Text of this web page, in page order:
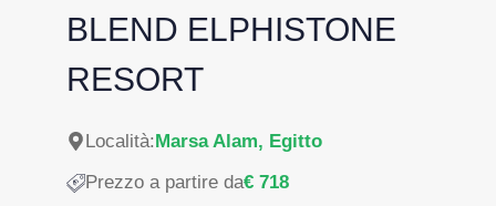
BLEND ELPHISTONE
RESORT
Località:Marsa Alam, Egitto
Prezzo a partire da€ 718